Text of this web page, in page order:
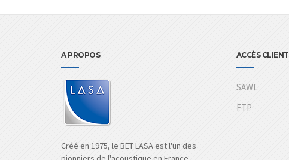
A PROPOS
Créé en 1975, le BET LASA est l'un des
ACCÈS CLIENT
SAWL
FTP